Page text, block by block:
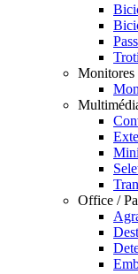
Monitores
Office /